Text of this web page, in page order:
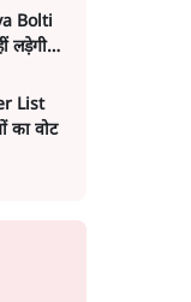
Bolti
लड़ेगी
List
का वोट